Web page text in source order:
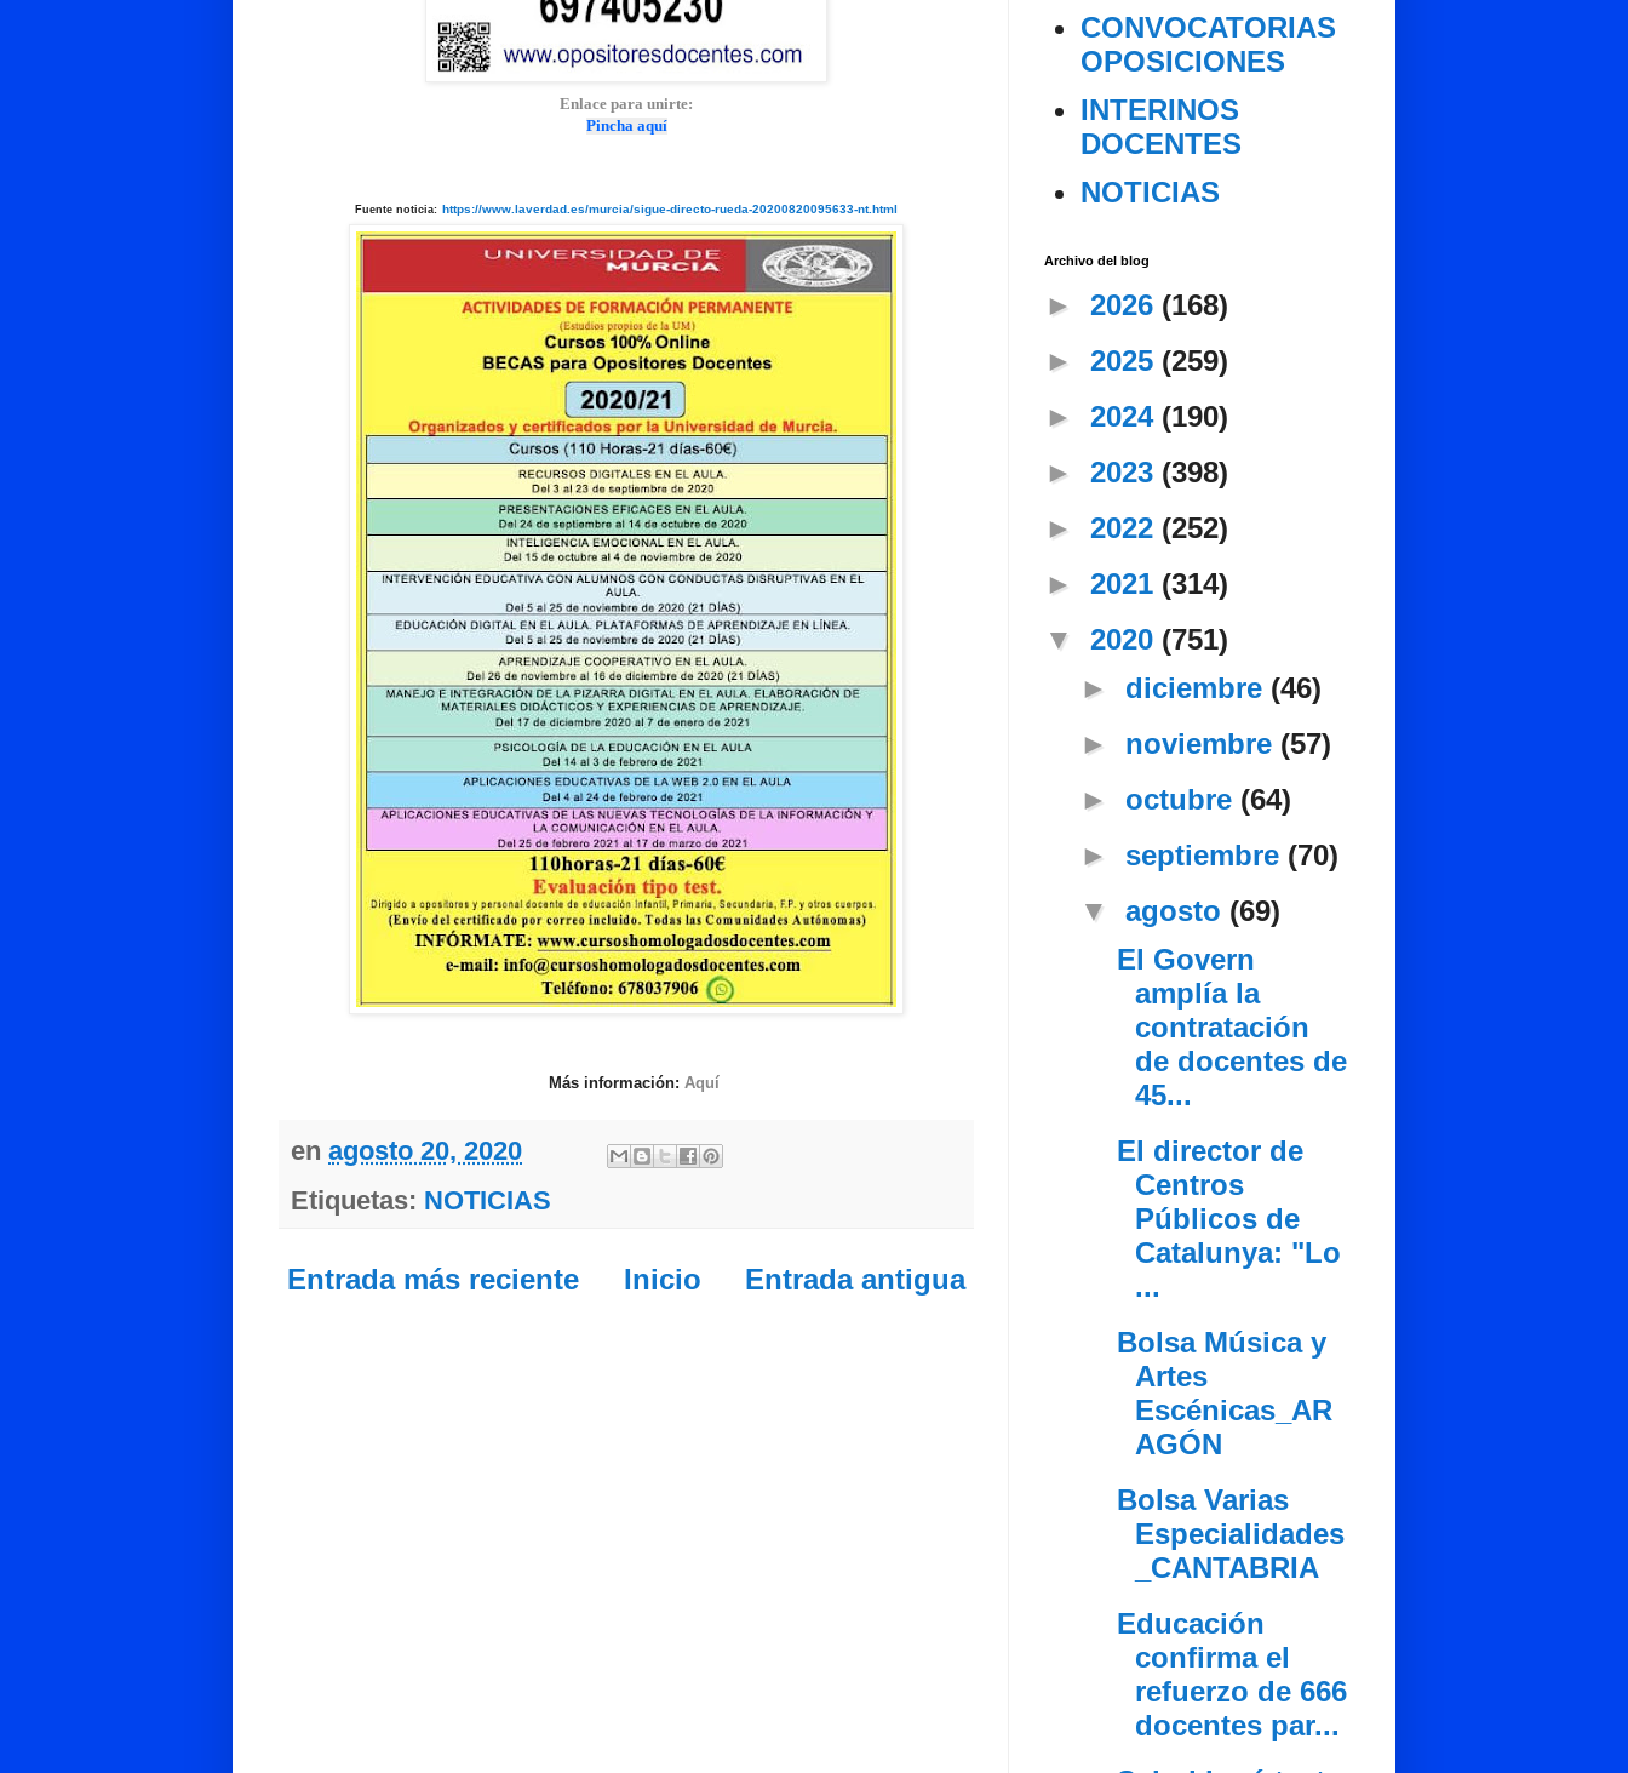
Enlace para unirte:
Pincha aquí
Fuente noticia: https://www.laverdad.es/murcia/sigue-directo-rueda-20200820095633-nt.html
Más información: Aquí
en agosto 20, 2020
Etiquetas: NOTICIAS
Entrada más reciente Entrada antigua
Inicio
CONVOCATORIAS
OPOSICIONES
INTERINOS
DOCENTES
NOTICIAS
Archivo del blog
► 2026 (168)
► 2025 (259)
► 2024 (190)
► 2023 (398)
► 2022 (252)
► 2021 (314)
▼ 2020 (751)
► diciembre (46)
► noviembre (57)
► octubre (64)
► septiembre (70)
▼ agosto (69)
El Govern
amplía la
contratación
de docentes de
45...
El director de
Centros
Públicos de
Catalunya: "Lo
...
Bolsa Música y
Artes
Escénicas_AR
AGÓN
Bolsa Varias
Especialidades
_CANTABRIA
Educación
confirma el
refuerzo de 666
docentes par...